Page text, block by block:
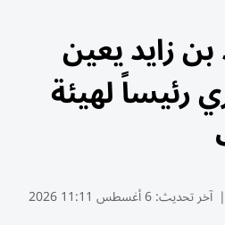
زايد يعين
رئيساً لهيئة
| آخر تحديث:6 أغسطس 11:11 2026